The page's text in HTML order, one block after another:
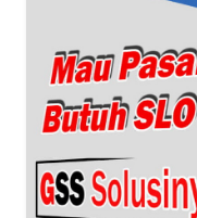
WN
KEPRI
WN
WN